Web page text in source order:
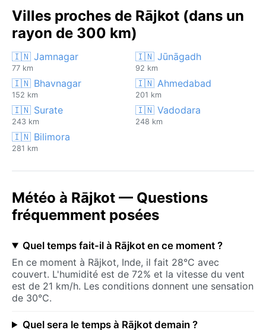
Villes proches de Rājkot (dans un
rayon de 300 km)
🇮🇳 Jamnagar
77 km
🇮🇳 Jūnāgadh
92 km
🇮🇳 Bhavnagar
152 km
🇮🇳 Ahmedabad
201 km
🇮🇳 Surate
243 km
🇮🇳 Vadodara
248 km
🇮🇳 Bilimora
281 km
Météo à Rājkot — Questions
fréquemment posées
Quel temps fait-il à Rājkot en ce moment ?
En ce moment à Rājkot, Inde, il fait 28°C avec
couvert. L'humidité est de 72% et la vitesse du vent
est de 21 km/h. Les conditions donnent une sensation
de 30°C.
Quel sera le temps à Rājkot demain ?